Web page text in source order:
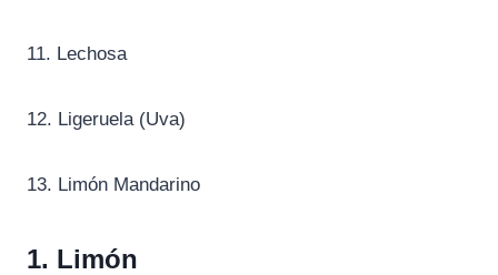
11. Lechosa
12. Ligeruela (Uva)
13. Limón Mandarino
1. Limón